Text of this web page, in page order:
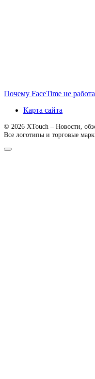
Почему FaceTime не
Карта сайта
© 2026 XTouch – Новости,
Все логотипы и торговые